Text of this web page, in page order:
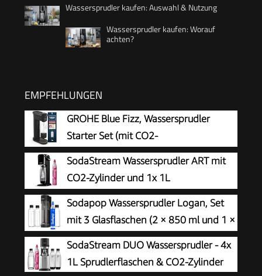
Wassersprudler kaufen: Auswahl & Nutzung
Wassersprudler kaufen: Worauf
achten?
EMPFEHLUNGEN
GROHE Blue Fizz, Wassersprudler
Starter Set (mit CO2-
Füllstandsanzeige, 3 einstellbare
Sprudel-Stufen, ohne CO2 Flasche, 1x 0,85l
Wasserflasche + Reinigungspulver), schwarz,
31947K00
SodaStream Wassersprudler ART mit
CO2-Zylinder und 1x 1L
spülmaschinenfeste Kunststoff-
Flasche, Höhe 44cm, Schwarz, 44 cm
Sodapop Wassersprudler Logan, Set
mit 3 Glasflaschen (2 × 850 ml und 1 ×
600 ml) und 1 CO₂-Zylinder, Matt
Schwarz, Höhe 42,6 cm
SodaStream DUO Wassersprudler - 4x
1L Sprudlerflaschen & CO2-Zylinder